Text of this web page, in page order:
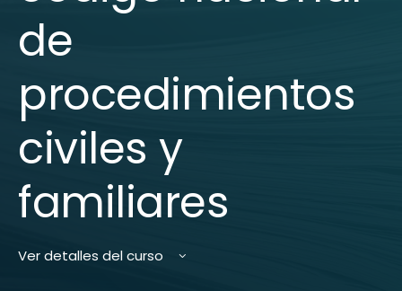
de
procedimientos
civiles y
familiares
Ver detalles del curso